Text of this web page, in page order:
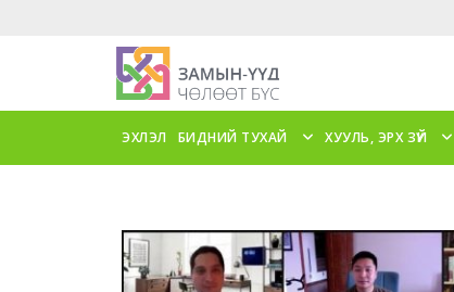
ЭХЛЭЛ БИДНИЙ ТУХАЙ ХУУЛЬ, ЭРХ ЗҮЙ